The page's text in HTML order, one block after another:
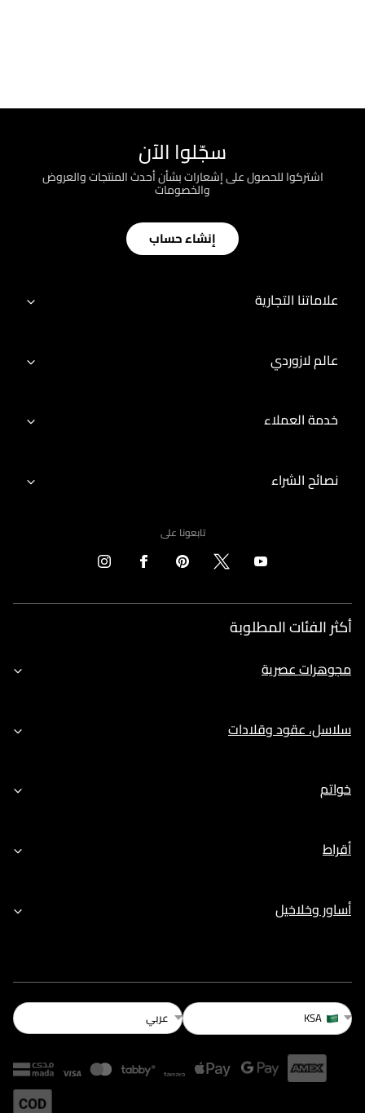
سجّلوا الآن
اشتركوا للحصول على إشعارات بشأن أحدث المنتجات والعروض
والخصومات
إنشاء حساب
علاماتنا التجارية
عالم لازوردي
خدمة العملاء
نصائح الشراء
تابعونا على
أكثر الفئات المطلوبة
مجوهرات عصرية
سلاسل، عقود وقلادات
خواتم
أقراط
أساور وخلاخيل
KSA عربي